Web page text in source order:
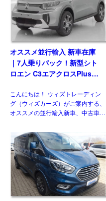
オススメ並行輸入 新車在庫
｜7人乗りパック！新型シト
ロエン C3エアクロスPlus
6MT
こんにちは！ ウィズトレーディン
グ（ウィズカーズ）がご案内する、
オススメの並行輸入新車、中古車・
を示したコンセプトモデル「Oli」
の発表以降、ラインナップの各モデ
ルが順次世代交代を進めてい […]